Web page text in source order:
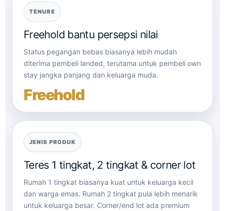
TENURE
Freehold bantu persepsi nilai
Status pegangan bebas biasanya lebih mudah
diterima pembeli landed, terutama untuk pembeli own
stay jangka panjang dan keluarga muda.
Freehold
JENIS PRODUK
Teres 1 tingkat, 2 tingkat & corner lot
Rumah 1 tingkat biasanya kuat untuk keluarga kecil
dan warga emas. Rumah 2 tingkat pula lebih menarik
untuk keluarga besar. Corner/end lot ada premium